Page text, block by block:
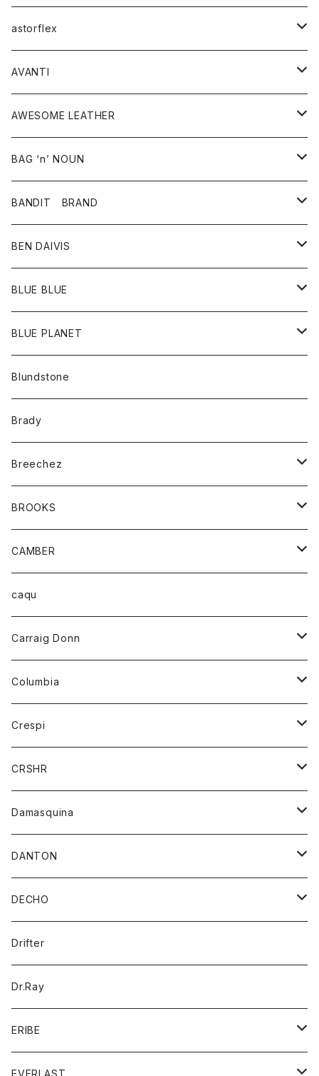
スカート
バッグ
シューズ
アクセサリー
その他雑貨
コート
ジャケット
トップス
ベスト
シャツ
ワンピース
ボトム
スカート
パンツ
グッズ
靴
アクセサリー
ウォレット
バッグ
astorflex
グッズ
靴
AVANTI
シャツ
AWESOME LEATHER
アウター
革ジャケット
BAG ‘n’ NOUN
アクセサリー
バッグ
ポーチ
BANDIT BRAND
トップス
Ｔシャツ
BEN DAIVIS
ポトム
パンツ
BLUE BLUE
アウター
カーディガン
コート
アクセサリー
バッグ
ベルト
キッズ
Tシャツ
グッズ
アンダーウェアー
カードホルダー
チーフ
バンダナ
トップス
カーディガン
トレーナー
パーカー
ボトム
オーバーオール
ショートパンツ
レディース
オーバーオール
カーディガン
Tシャツ
パーカー
BLUE PLANET
サングラス
Blundstone
Brady
Breechez
シャツ
BROOKS
グッズ
靴
CAMBER
トップス
ハーフスリーブTシャツ
caqu
Carraig Donn
ニット
Columbia
アウター
ジャケット
Crespi
ジャケット
ワンピース
ブラウス
CRSHR
キャップ
Damasquina
ウォレット
カードケース
バッグ
DANTON
アウター
コート
ジャケット
アクセサリー
バッグ
キッズ
シャツ
Tシャツ
グッズ
帽子
トップス
DECHO
帽子
Drifter
Dr.Ray
ERIBE
ニット
EVERLAST